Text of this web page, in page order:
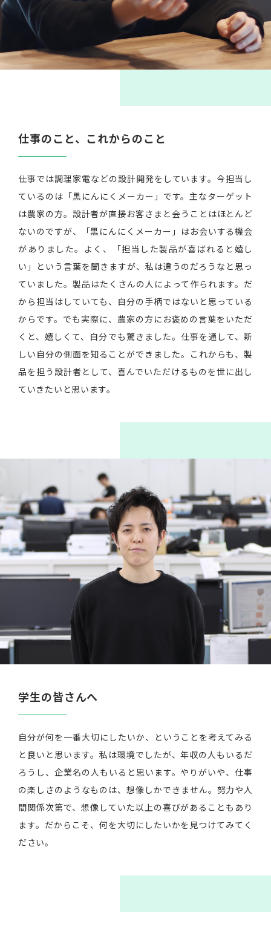
仕事のこと、これからのこと
仕事では調理家電などの設計開発をしています。今担当し
ているのは「黒にんにくメーカー」です。主なターゲット
は農家の方。設計者が直接お客さまと会うことはほとんど
ないのですが、「黒にんにくメーカー」はお会いする機会
がありました。よく、「担当した製品が喜ばれると嬉し
い」という言葉を聞きますが、私は違うのだろうなと思っ
ていました。製品はたくさんの人によって作られます。だ
から担当はしていても、自分の手柄ではないと思っている
からです。でも実際に、農家の方にお褒めの言葉をいただ
くと、嬉しくて、自分でも驚きました。仕事を通して、新
しい自分の側面を知ることができました。これからも、製
品を担う設計者として、喜んでいただけるものを世に出し
ていきたいと思います。
学生の皆さんへ
自分が何を一番大切にしたいか、ということを考えてみる
と良いと思います。私は環境でしたが、年収の人もいるだ
ろうし、企業名の人もいると思います。やりがいや、仕事
の楽しさのようなものは、想像しかできません。努力や人
間関係次第で、想像していた以上の喜びがあることもあり
ます。だからこそ、何を大切にしたいかを見つけてみてく
ださい。